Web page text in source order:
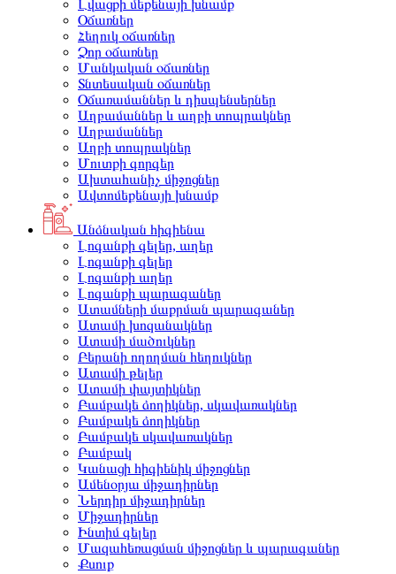
Լվացքի մեքենայի խնամք
Օճառներ
Հեղուկ օճառներ
Չոր օճառներ
Մանկական օճառներ
Տնտեսական օճառներ
Օճառամաններ և դիսպենսերներ
Աղբամաններ և աղբի տոպրակներ
Աղբամաններ
Աղբի տոպրակներ
Մուտքի գորգեր
Ախտահանիչ միջոցներ
Ավտոմեքենայի խնամք
Անձնական հիգիենա
Լոգանքի գելեր, աղեր
Լոգանքի գելեր
Լոգանքի աղեր
Լոգանքի պարագաներ
Ատամների մաքրման պարագաներ
Ատամի խոզանակներ
Ատամի մածուկներ
Բերանի ողողման հեղուկներ
Ատամի թելեր
Ատամի փայտիկներ
Բամբակե ձողիկներ, սկավառակներ
Բամբակե ձողիկներ
Բամբակե սկավառակներ
Բամբակ
Կանացի հիգիենիկ միջոցներ
Ամենօրյա միջադիրներ
Ներդիր միջադիրներ
Միջադիրներ
Ինտիմ գելեր
Մազահեռացման միջոցներ և պարագաներ
Քսուք